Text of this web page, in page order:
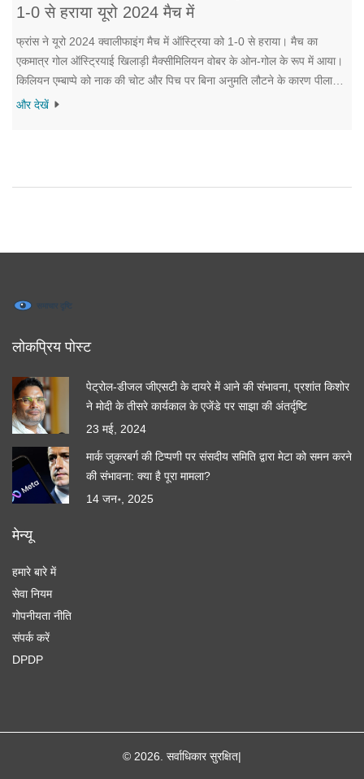
1-0 से हराया यूरो 2024 मैच में
फ्रांस ने यूरो 2024 क्वालीफाइंग मैच में ऑस्ट्रिया को 1-0 से हराया। मैच का
एकमात्र गोल ऑस्ट्रियाई खिलाड़ी मैक्सीमिलियन वोबर के ओन-गोल के रूप में आया।
किलियन एम्बाप्पे को नाक की चोट और पिच पर बिना अनुमति लौटने के कारण पीला
कार्ड मिला, जिससे उनका फ्यूचर सस्पेंशन खतरे में है। न’गोलो कांते को मैच का
और देखें
लोकप्रिय पोस्ट
पेट्रोल-डीजल जीएसटी के दायरे में आने की संभावना, प्रशांत किशोर
ने मोदी के तीसरे कार्यकाल के एजेंडे पर साझा की अंतर्दृष्टि
23 मई, 2024
मार्क जुकरबर्ग की टिप्पणी पर संसदीय समिति द्वारा मेटा को समन करने
की संभावना: क्या है पूरा मामला?
14 जन॰, 2025
मेन्यू
हमारे बारे में
सेवा नियम
गोपनीयता नीति
संपर्क करें
DPDP
© 2026. सर्वाधिकार सुरक्षित|